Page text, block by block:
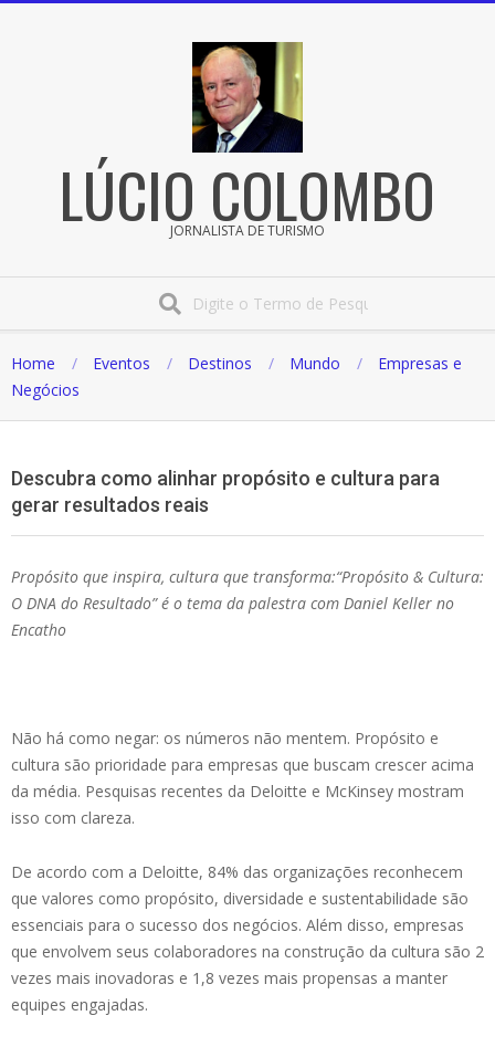
LÚCIO COLOMBO
JORNALISTA DE TURISMO
Home Eventos Destinos Mundo
Empresas e
Negócios
Descubra como alinhar propósito e cultura para
gerar resultados reais
Propósito que inspira, cultura que transforma:“Propósito & Cultura:
O DNA do Resultado” é o tema da palestra com Daniel Keller no
Encatho
Não há como negar: os números não mentem. Propósito e
cultura são prioridade para empresas que buscam crescer acima
da média. Pesquisas recentes da Deloitte e McKinsey mostram
isso com clareza.
De acordo com a Deloitte, 84% das organizações reconhecem
que valores como propósito, diversidade e sustentabilidade são
essenciais para o sucesso dos negócios. Além disso, empresas
que envolvem seus colaboradores na construção da cultura são 2
vezes mais inovadoras e 1,8 vezes mais propensas a manter
equipes engajadas.